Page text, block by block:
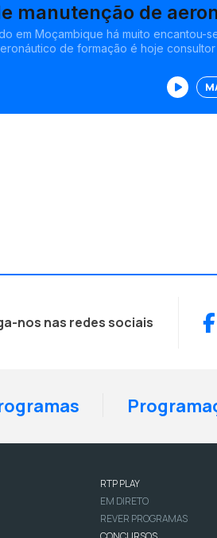
manutenção de
em Moçambique há muito encantou-
de formação é hoje consultor
nos nas redes sociais
RTP PLAY
EM DIRETO
REVER PROGRAMAS